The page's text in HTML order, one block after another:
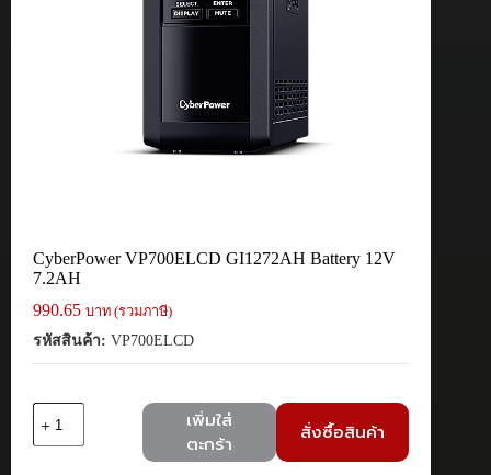
CyberPower VP700ELCD GI1272AH Battery 12V
7.2AH
990.65 บาท (รวมภาษี)
รหัสสินค้า: VP700ELCD
CyberPower
เพิ่มใส่
ตะกร้า
สั่งซื้อสินค้า